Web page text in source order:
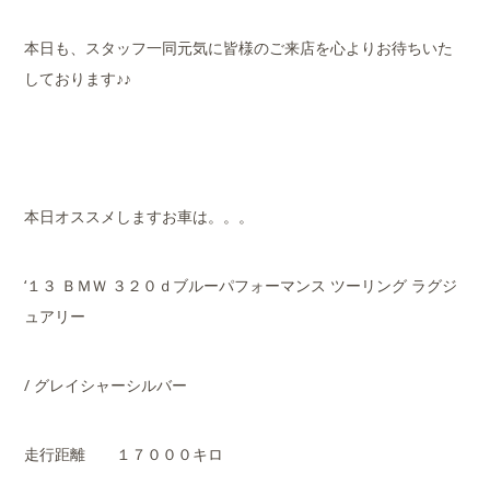
本日も、スタッフ一同元気に皆様のご来店を心よりお待ちいた
しております♪♪
本日オススメしますお車は。。。
‘１３ ＢＭＷ ３２０ｄブルーパフォーマンス ツーリング ラグジ
ュアリー
/ グレイシャーシルバー
走行距離 １７０００キロ